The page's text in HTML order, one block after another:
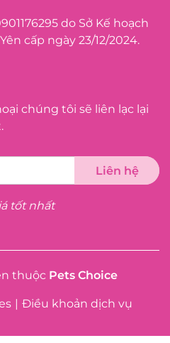
do Sở Kế hoạch
cấp ngày 23/12/2024.
chúng tôi sẽ liên lạc lại
tốt nhất
thuộc Pets Choice
| Điều khoản dịch vụ